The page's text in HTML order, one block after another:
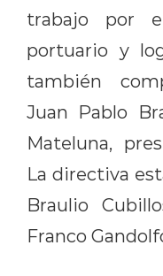
trabajo por
portuario y
también
Juan Pablo
Mateluna,
La directiva
Braulio
Franco